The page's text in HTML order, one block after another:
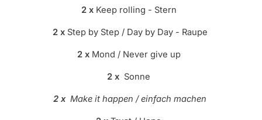
2 xKeep rolling - Stern
2 xStep by Step / Day by Day - Raupe
2 xMond / Never give up
2 x Sonne
2 xMake it happen / einfach machen